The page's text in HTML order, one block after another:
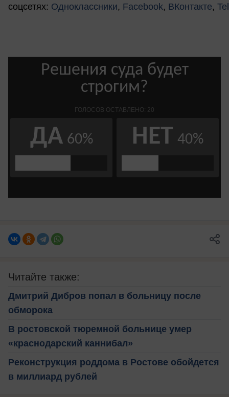
соцсетях: Одноклассники, Facebook, ВКонтакте,
Читайте также:
Дмитрий Дибров попал в больницу после
обморока
В ростовской тюремной больнице умер
«краснодарский каннибал»
Реконструкция роддома в Ростове обойдется
в миллиард рублей